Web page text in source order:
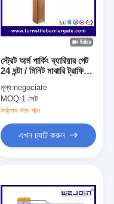
স্ট্রেট আর্ম পার্কিং ব্যারিয়ার গেট
24 ঘন্টা / মিনিট মাঝারি ট্রাফিকের
মূল্য:negociate
MOQ:1 সেট
সর্বশেষ দাম পান
এখন চ্যাট করুন